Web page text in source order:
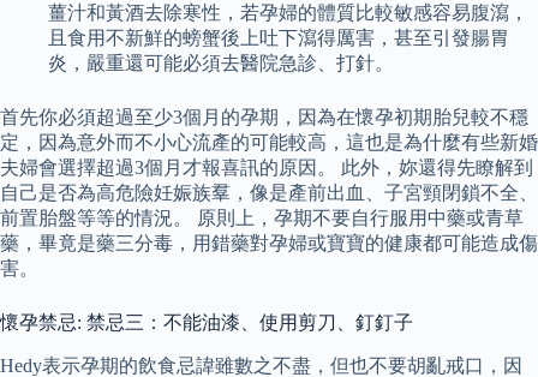
薑汁和黃酒去除寒性，若孕婦的體質比較敏感容易腹瀉，
且食用不新鮮的螃蟹後上吐下瀉得厲害，甚至引發腸胃
炎，嚴重還可能必須去醫院急診、打針。
首先你必須超過至少3個月的孕期，因為在懷孕初期胎兒較不穩
定，因為意外而不小心流產的可能較高，這也是為什麼有些新婚
夫婦會選擇超過3個月才報喜訊的原因。 此外，妳還得先瞭解到
自己是否為高危險妊娠族羣，像是產前出血、子宮頸閉鎖不全、
前置胎盤等等的情況。 原則上，孕期不要自行服用中藥或青草
藥，畢竟是藥三分毒，用錯藥對孕婦或寶寶的健康都可能造成傷
害。
懷孕禁忌: 禁忌三：不能油漆、使用剪刀、釘釘子
Hedy表示孕期的飲食忌諱雖數之不盡，但也不要胡亂戒口，因